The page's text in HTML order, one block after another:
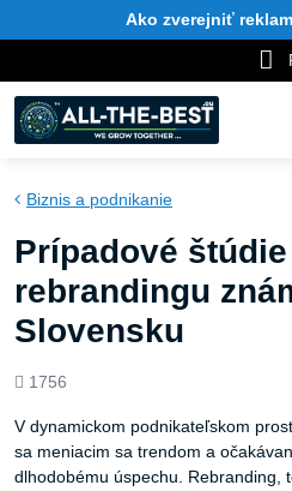
Ako zverejniť
Biznis a podnikanie
Prípadové
rebrandingu
Slovensku
Počet
1756
V dynamickom podnikateľskom
sa meniacim sa trendom a
dlhodobému úspechu. Rebranding,